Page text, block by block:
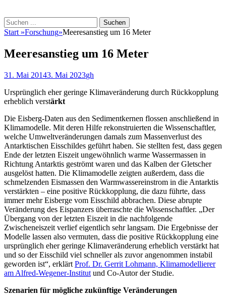
Suchen
Suchen
nach:
Start »Forschung»Meeresanstieg um 16 Meter
Meeresanstieg um 16 Meter
Veröffentlicht
31. Mai 20143. Mai 2023Autor
gh
Ursprünglich eher geringe Klimaveränderung durch Rückkopplung
erheblich verstärkt
Die Eisberg-Daten aus den Sedimentkernen flossen anschließend in
Klimamodelle. Mit deren Hilfe rekonstruierten die Wissenschaftler,
welche Umweltveränderungen damals zum Massenverlust des
Antarktischen Eisschildes geführt haben. Sie stellten fest, dass gegen
Ende der letzten Eiszeit ungewöhnlich warme Wassermassen in
Richtung Antarktis geströmt waren und das Kalben der Gletscher
ausgelöst hatten. Die Klimamodelle zeigten außerdem, dass die
schmelzenden Eismassen den Warmwassereinstrom in die Antarktis
verstärkten – eine positive Rückkopplung, die dazu führte, dass
immer mehr Eisberge vom Eisschild abbrachen. Diese abrupte
Veränderung des Eispanzers überraschte die Wissenschaftler. „Der
Übergang von der letzten Eiszeit in die nachfolgende
Zwischeneiszeit verlief eigentlich sehr langsam. Die Ergebnisse der
Modelle lassen also vermuten, dass die positive Rückkopplung eine
ursprünglich eher geringe Klimaveränderung erheblich verstärkt hat
und so der Eisschild viel schneller als zuvor angenommen instabil
geworden ist“, erklärt Prof. Dr. Gerrit Lohmann, Klimamodellierer
am Alfred-Wegener-Institut und Co-Autor der Studie.
Szenarien für mögliche zukünftige Veränderungen